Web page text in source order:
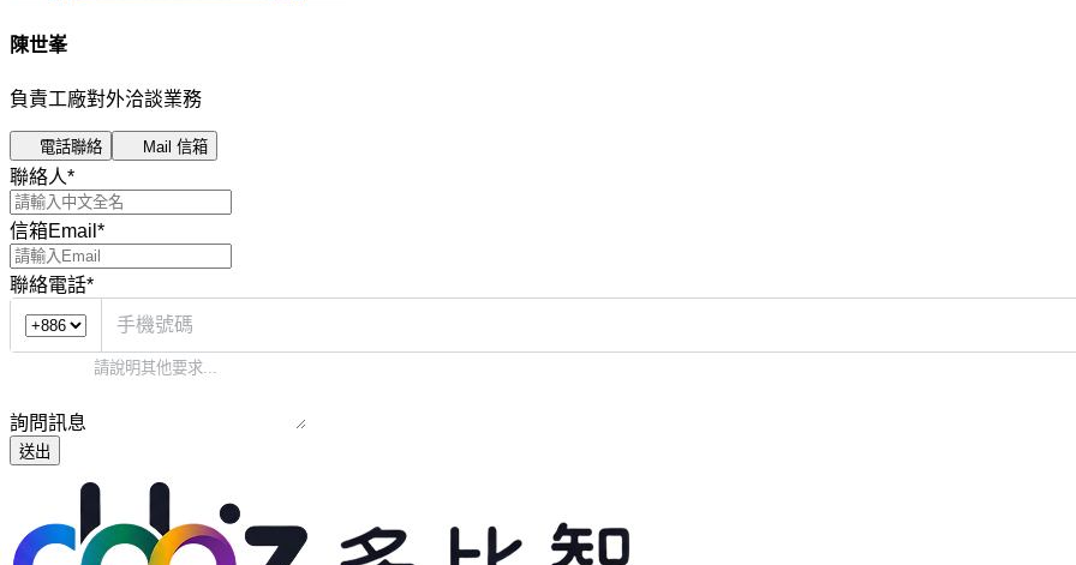
陳世峯
負責工廠對外洽談業務
電話聯絡 Mail 信箱
聯絡人*
信箱Email *
聯絡電話*
詢問訊息
送出